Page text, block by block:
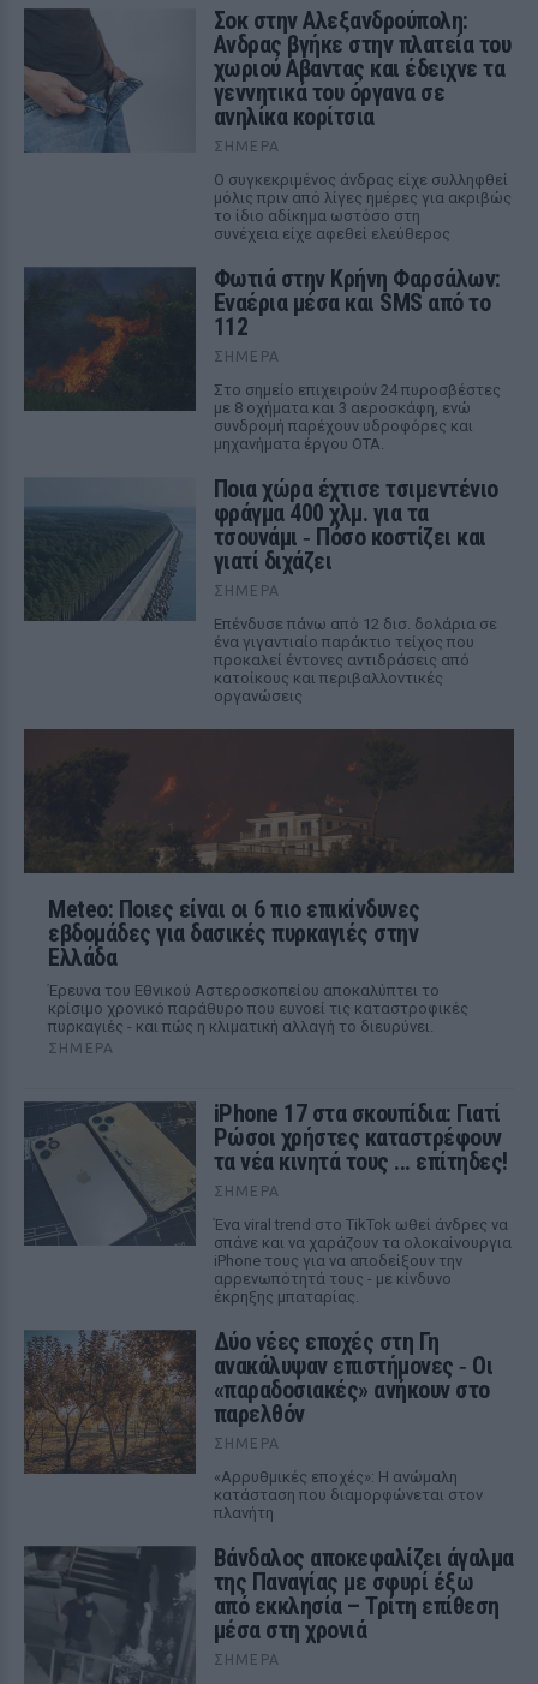
Σοκ στην Αλεξανδρούπολη:
Ανδρας βγήκε στην πλατεία του
χωριού Αβαντας και έδειχνε τα
γεννητικά του όργανα σε
ανηλίκα κορίτσια
ΣΉΜΕΡΑ
Ο συγκεκριμένος άνδρας είχε συλληφθεί
μόλις πριν από λίγες ημέρες για ακριβώς
το ίδιο αδίκημα ωστόσο στη
συνέχεια είχε αφεθεί ελεύθερος
Φωτιά στην Κρήνη Φαρσάλων:
Εναέρια μέσα και SMS από το
112
ΣΉΜΕΡΑ
Στο σημείο επιχειρούν 24 πυροσβέστες
με 8 οχήματα και 3 αεροσκάφη, ενώ
συνδρομή παρέχουν υδροφόρες και
μηχανήματα έργου ΟΤΑ.
Ποια χώρα έχτισε τσιμεντένιο
φράγμα 400 χλμ. για τα
τσουνάμι ‑ Πόσο κοστίζει και
γιατί διχάζει
ΣΉΜΕΡΑ
Επένδυσε πάνω από 12 δισ. δολάρια σε
ένα γιγαντιαίο παράκτιο τείχος που
προκαλεί έντονες αντιδράσεις από
κατοίκους και περιβαλλοντικές
οργανώσεις
Meteo: Ποιες είναι οι 6 πιο επικίνδυνες
εβδομάδες για δασικές πυρκαγιές στην
Ελλάδα
Έρευνα του Εθνικού Αστεροσκοπείου αποκαλύπτει το
κρίσιμο χρονικό παράθυρο που ευνοεί τις καταστροφικές
πυρκαγιές - και πώς η κλιματική αλλαγή το διευρύνει.
ΣΉΜΕΡΑ
iPhone 17 στα σκουπίδια: Γιατί
Ρώσοι χρήστες καταστρέφουν
τα νέα κινητά τους ... επίτηδες!
ΣΉΜΕΡΑ
Ένα viral trend στο TikTok ωθεί άνδρες να
σπάνε και να χαράζουν τα ολοκαίνουργια
iPhone τους για να αποδείξουν την
αρρενωπότητά τους - με κίνδυνο
έκρηξης μπαταρίας.
Δύο νέες εποχές στη Γη
ανακάλυψαν επιστήμονες ‑ Oι
«παραδοσιακές» ανήκουν στο
παρελθόν
ΣΉΜΕΡΑ
«Αρρυθμικές εποχές»: Η ανώμαλη
κατάσταση που διαμορφώνεται στον
πλανήτη
Βάνδαλος αποκεφαλίζει άγαλμα
της Παναγίας με σφυρί έξω
από εκκλησία – Τρίτη επίθεση
μέσα στη χρονιά
ΣΉΜΕΡΑ